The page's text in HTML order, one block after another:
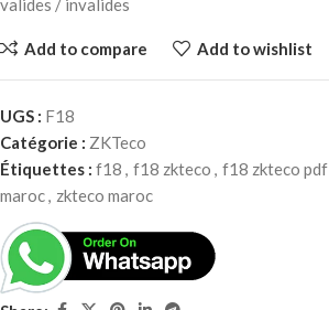
valides / invalides
Add to compare Add to wishlist
UGS : F18
Catégorie : ZKTeco
Étiquettes : f18 , f18 zkteco , f18 zkteco pdf
maroc, zkteco maroc